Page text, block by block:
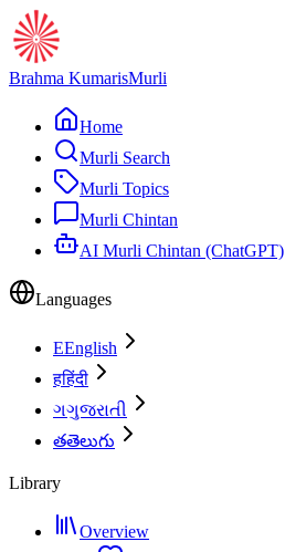
Brahma KumarisMurli
Home
Murli Search
Murli Topics
Murli Chintan
AI Murli Chintan (ChatGPT)
Languages
EEnglish
हहिंदी
ગગુજરાતી
తతెలుగు
Library
Overview